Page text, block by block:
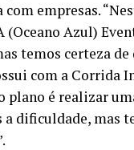
empresas.
(Oceano Azul)
temos certeza
com a Corrida
plano é realizar
a dificuldade, mas